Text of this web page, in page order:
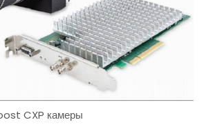
CXP камеры